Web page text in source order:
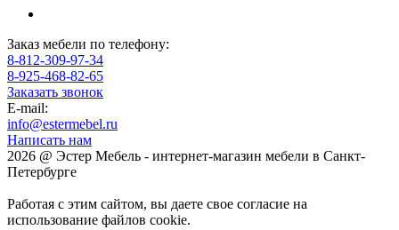
Заказ мебели по телефону:
8-812-309-97-34
8-925-468-82-65
Заказать звонок
E-mail:
info@estermebel.ru
Написать нам
2026 @ Эстер Мебель - интернет-магазин мебели в Санкт-
Петербурге
Работая с этим сайтом, вы даете свое согласие на
использование файлов cookie.